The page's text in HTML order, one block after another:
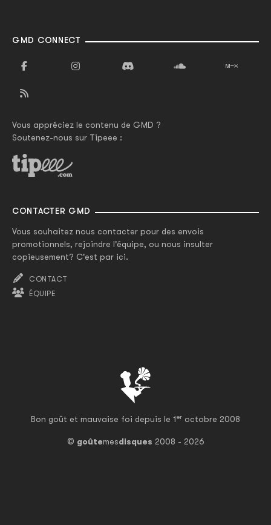
Bon goût et mauvaise foi depuis le 1er octobre 2008
© goûtemesdisques 2008 - 2026
GMD CONNECT
Vous appréciez le contenu de GMD ?
Soutenez-nous sur Tipeee :
CONTACTER GMD
Vous souhaitez nous contacter pour des envois
promotionnels, rejoindre l'équipe, ou nous insulter
copieusement? C'est par ici.
CONTACT
ÉQUIPE